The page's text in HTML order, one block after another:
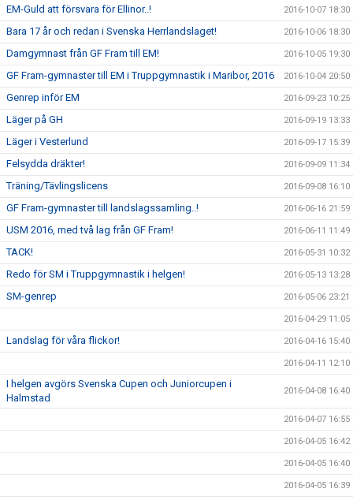
EM-Guld att försvara för Ellinor..! 2016-10-07 18:30
Bara 17 år och redan i Svenska Herrlandslaget! 2016-10-06 18:30
Damgymnast från GF Fram till EM! 2016-10-05 19:30
GF Fram-gymnaster till EM i Truppgymnastik i Maribor, 2016 2016-10-04 20:50
Genrep inför EM 2016-09-23 10:25
Läger på GH 2016-09-19 13:33
Läger i Vesterlund 2016-09-17 15:39
Felsydda dräkter! 2016-09-09 11:34
Träning/Tävlingslicens 2016-09-08 16:10
GF Fram-gymnaster till landslagssamling..! 2016-06-16 21:59
USM 2016, med två lag från GF Fram! 2016-06-11 11:49
TACK! 2016-05-31 10:32
Redo för SM i Truppgymnastik i helgen! 2016-05-13 13:28
SM-genrep 2016-05-06 23:21
2016-04-29 11:05
Landslag för våra flickor! 2016-04-16 15:40
2016-04-11 12:10
I helgen avgörs Svenska Cupen och Juniorcupen i
Halmstad
2016-04-08 16:40
2016-04-07 16:55
2016-04-05 16:42
2016-04-05 16:40
2016-04-05 16:39